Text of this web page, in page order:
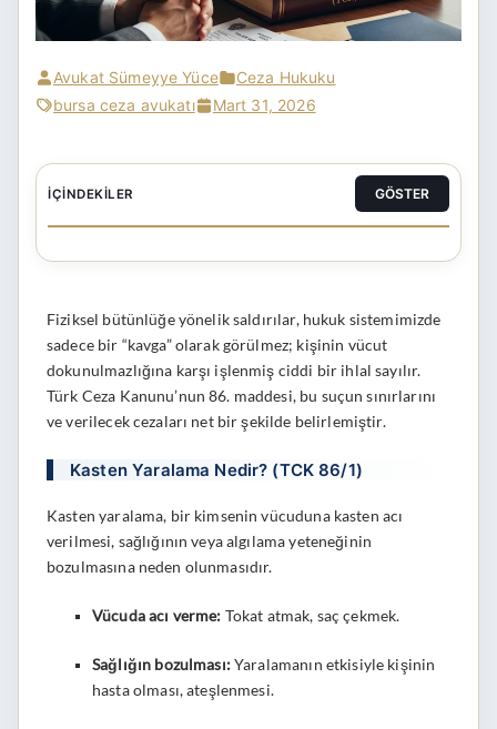
Avukat Sümeyye Yüce
Ceza Hukuku
bursa ceza avukatı
Mart 31, 2026
İÇINDEKILER GÖSTER
Fiziksel bütünlüğe yönelik saldırılar, hukuk sistemimizde
sadece bir “kavga” olarak görülmez; kişinin vücut
dokunulmazlığına karşı işlenmiş ciddi bir ihlal sayılır.
Türk Ceza Kanunu’nun 86. maddesi, bu suçun sınırlarını
ve verilecek cezaları net bir şekilde belirlemiştir.
Kasten Yaralama Nedir? (TCK 86/1)
Kasten yaralama, bir kimsenin vücuduna kasten acı
verilmesi, sağlığının veya algılama yeteneğinin
bozulmasına neden olunmasıdır.
Vücuda acı verme: Tokat atmak, saç çekmek.
Sağlığın bozulması:Yaralamanın etkisiyle kişinin
hasta olması, ateşlenmesi.